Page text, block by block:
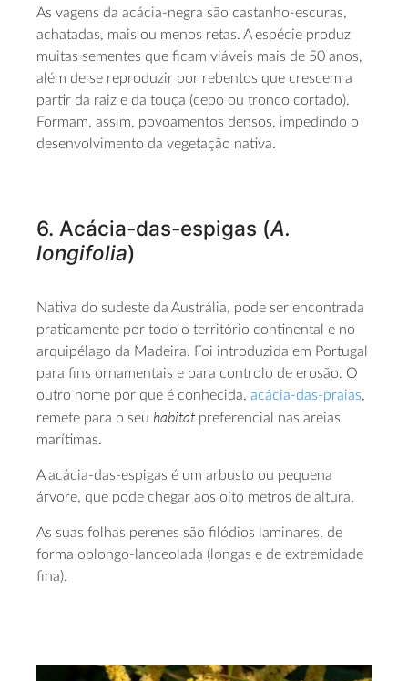
As vagens da acácia-negra são castanho-escuras,
achatadas, mais ou menos retas. A espécie produz
muitas sementes que ficam viáveis mais de 50 anos,
além de se reproduzir por rebentos que crescem a
partir da raiz e da touça (cepo ou tronco cortado).
Formam, assim, povoamentos densos, impedindo o
desenvolvimento da vegetação nativa.
6. Acácia-das-espigas (A.
longifolia)
Nativa do sudeste da Austrália, pode ser encontrada
praticamente por todo o território continental e no
arquipélago da Madeira. Foi introduzida em Portugal
para fins ornamentais e para controlo de erosão. O
outro nome por que é conhecida, acácia-das-praias,
remete para o seu habitatpreferencial nas areias
marítimas.
A acácia-das-espigas é um arbusto ou pequena
árvore, que pode chegar aos oito metros de altura.
As suas folhas perenes são filódios laminares, de
forma oblongo-lanceolada (longas e de extremidade
fina).